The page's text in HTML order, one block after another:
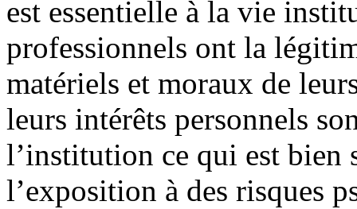
est essentielle à la vie
professionnels ont la
matériels et moraux de
leurs intérêts personnels
l’institution ce qui est bien
l’exposition à des risques